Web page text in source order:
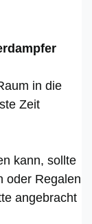
in die
Zeit
kann, sollte
oder Regalen
angebracht